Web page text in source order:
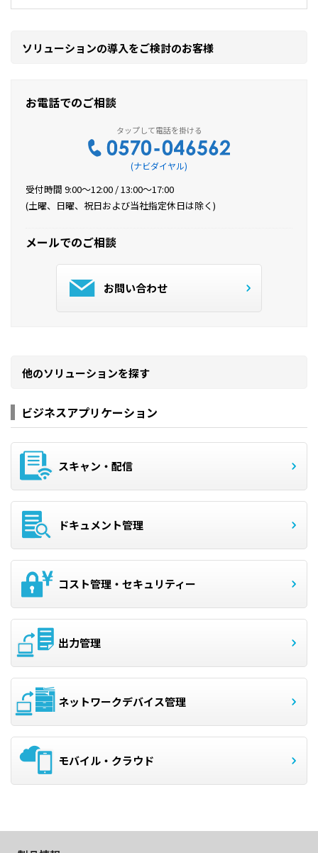
ソリューションの導入をご検討のお客様
お電話でのご相談
(ナビダイヤル)
受付時間 9:00～12:00 / 13:00～17:00
(土曜、日曜、祝日および当社指定休日は除く)
メールでのご相談
お問い合わせ
他のソリューションを探す
ビジネスアプリケーション
スキャン・配信
ドキュメント管理
コスト管理・セキュリティー
出力管理
ネットワークデバイス管理
モバイル・クラウド